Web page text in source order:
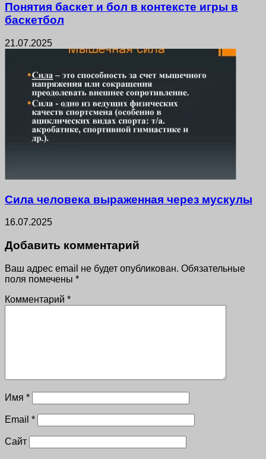
Понятия баскет и бол в контексте игры в
баскетбол
21.07.2025
Сила человека выраженная через мускулы
16.07.2025
Добавить комментарий
Ваш адрес email не будет опубликован. Обязательные
поля помечены *
Комментарий *
Имя *
Email *
Сайт